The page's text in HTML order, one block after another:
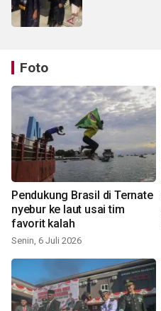
Foto
Pendukung Brasil di Ternate
nyebur ke laut usai tim
favorit kalah
Senin, 6 Juli 2026